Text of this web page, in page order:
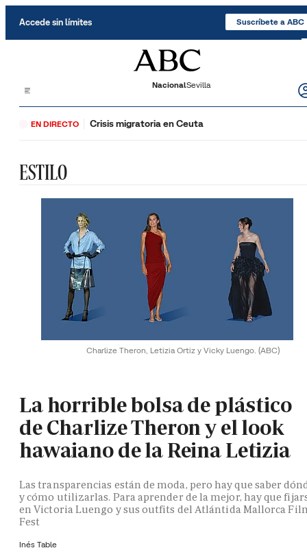
Accede sin límites Suscríbete a ABC
NacionalSevilla
EN DIRECTO Crisis migratoria en Ceuta
ESTILO
Charlize Theron, Letizia Ortiz y Vicky Luengo. (ABC)
La horrible bolsa de plástico
de Charlize Theron y el look
hawaiano de la Reina Letizia
Las transparencias están de moda, pero hay que saber
y cómo utilizarlas. Para aprender de la mejor, hay que
en Victoria Luengo y sus outfits del Atlántida Mallorca
Fest
Inés Table